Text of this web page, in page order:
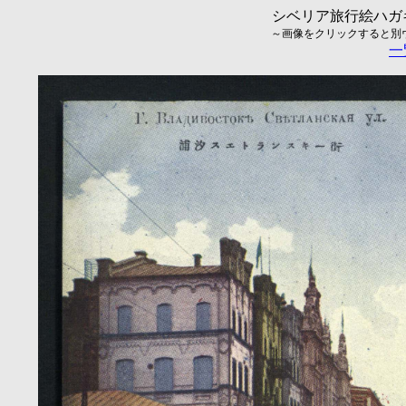
シベリア旅行絵ハ
～画像をクリックすると
一